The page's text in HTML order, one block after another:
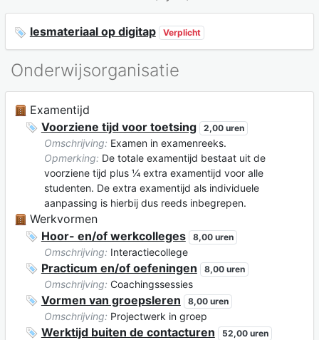
lesmateriaal op digitap Verplicht
Onderwijsorganisatie
Examentijd
Voorziene tijd voor toetsing
2,00 uren
Omschrijving: Examen in examenreeks.
Opmerking: De totale examentijd bestaat uit de
voorziene tijd plus ¼ extra examentijd voor alle
studenten. De extra examentijd als individuele
aanpassing is hierbij dus reeds inbegrepen.
Werkvormen
Hoor- en/of werkcolleges
8,00 uren
Omschrijving: Interactiecollege
Practicum en/of oefeningen 8,00 uren
Omschrijving: Coachingssessies
Vormen van groepsleren 8,00 uren
Omschrijving: Projectwerk in groep
Werktijd buiten de contacturen 52,00 uren